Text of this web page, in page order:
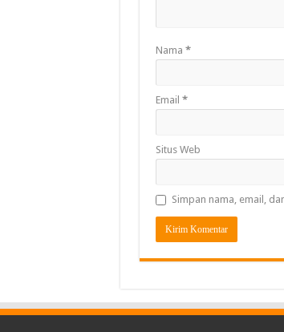
Nama *
Email *
Situs Web
Simpan nama, email,